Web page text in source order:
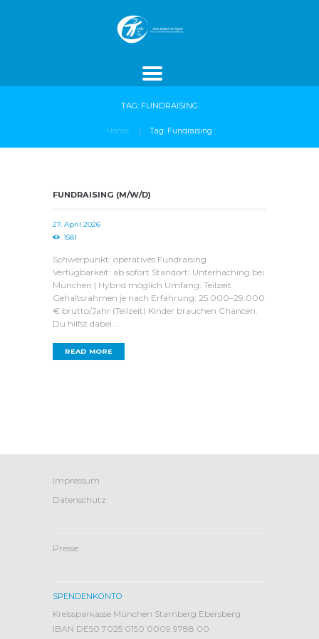
AKTUELLES
TAG: FUNDRAISING
Home Tag: Fundraising
FUNDRAISING (M/W/D)
27. April 2026
1581
Schwerpunkt: operatives Fundraising
Verfügbarkeit: ab sofort Standort: Unterhaching bei
München | Hybrid möglich Umfang: Teilzeit
Gehaltsrahmen je nach Erfahrung: 25.000–29.000
€ brutto/Jahr (Teilzeit) Kinder brauchen Chancen.
Du hilfst dabei...
READ MORE
Impressum
Datenschutz
Presse
SPENDENKONTO
Kreissparkasse München Starnberg Ebersberg
IBAN DE50 7025 0150 0009 9788 00